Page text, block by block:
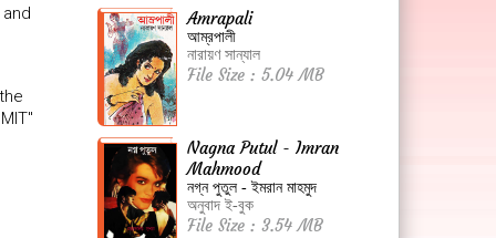
Amrapali
আম্রপালী
নারায়ণ সান্যাল
File Size : 5.04 MB
Nagna Putul - Imran
Mahmood
নগ্ন পুতুল - ইমরান মাহমুদ
অনুবাদ ই-বুক
File Size : 3.54 MB